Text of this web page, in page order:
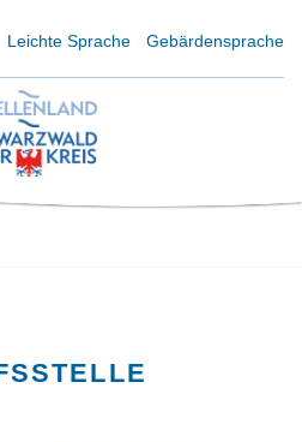
Leichte Sprache Gebärdensprache